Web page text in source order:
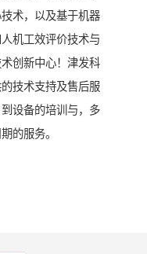
术，以及基于机器
机工效评价技术与
创新中心！津发科
技术支持及售后服
设备的培训与，多
的服务。